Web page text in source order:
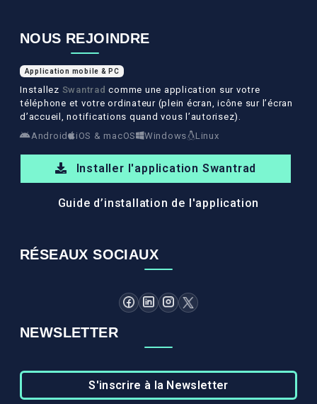
NOUS REJOINDRE
Application mobile & PC
Installez Swantrad comme une application sur votre
téléphone et votre ordinateur (plein écran, icône sur l’écran
d’accueil, notifications quand vous l’autorisez).
Android
iOS & macOS Windows Linux
Installer l'application Swantrad
Guide d’installation de l'application
RÉSEAUX SOCIAUX
NEWSLETTER
S'inscrire à la Newsletter